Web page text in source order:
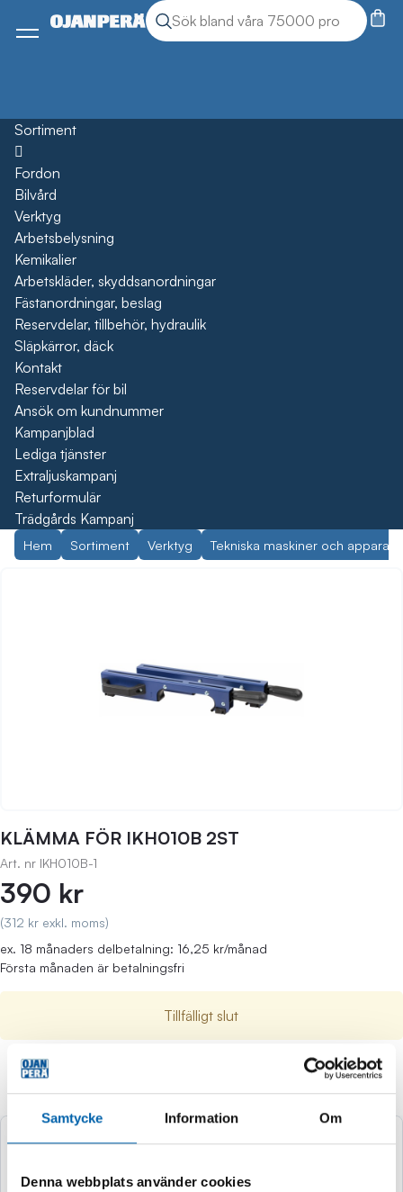
Samtycke Information Om
Denna webbplats använder cookies
Sök produkter
Sök
Meny
Sortiment
Öppna
Fordon
Bilvård
Verktyg
Arbetsbelysning
Kemikalier
Arbetskläder, skyddsanordningar
Fästanordningar, beslag
Reservdelar, tillbehör, hydraulik
Släpkärror, däck
Kontakt
Reservdelar för bil
Ansök om kundnummer
Kampanjblad
Lediga tjänster
Extraljuskampanj
Returformulär
Trädgårds Kampanj
Hem Sortiment Verktyg Tekniska maskiner och
KLÄMMA FÖR IKH010B 2ST
Art. nr IKH010B-1
390 kr
(312 kr exkl. moms)
ex. 18 månaders delbetalning: 16,25 kr/månad
Första månaden är betalningsfri
Tillfälligt slut
Andra köpte även